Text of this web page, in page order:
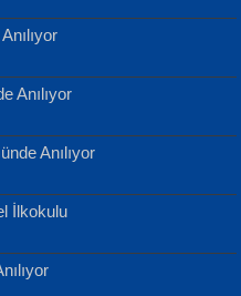
Anılıyor
Anılıyor
İlkokulu